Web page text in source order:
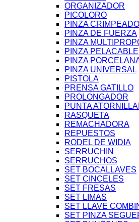
ORGANIZADOR
PICOLORO
PINZA
PINZA DE FUERZA
PINZA
PINZA PELACABLE
PINZA
PINZA UNIVERSAL
PISTOLA
PRENSA GATILLO
PROLONGADOR
PUNTA
RASQUETA
REMACHADORA
REPUESTOS
RODEL DE WIDIA
SERRUCHIN
SERRUCHOS
SET BOCALLAVES
SET CINCELES
SET FRESAS
SET LIMAS
SET LLAVE
SET PINZA